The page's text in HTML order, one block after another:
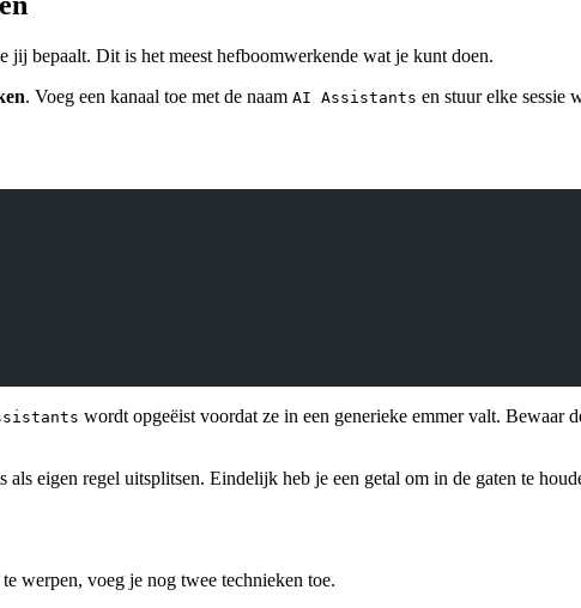
jij bepaalt. Dit is het meest hefboomwerkende wat je kunt doen.
. Voeg een kanaal toe met de naam AI Assistants en stuur elke sessie
wordt opgeëist voordat ze in een generieke emmer valt. Bewaar
eigen regel uitsplitsen. Eindelijk heb je een getal om in de gaten te
werpen, voeg je nog twee technieken toe.